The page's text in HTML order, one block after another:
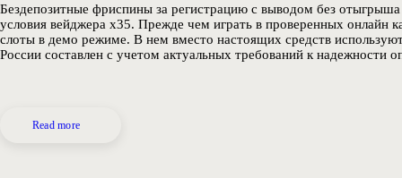
Бездепозитные фриспины за регистрацию с выводом без
условия вейджера x35. Прежде чем играть в проверенных онлайн
слоты в демо режиме. В нем вместо настоящих средств
России составлен с учетом актуальных требований к надежности
Read more